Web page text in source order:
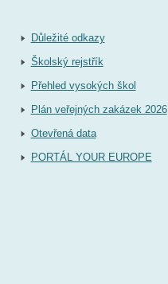
Důležité odkazy
Školský rejstřík
Přehled vysokých škol
Plán veřejných zakázek 2026
Otevřená data
PORTÁL YOUR EUROPE